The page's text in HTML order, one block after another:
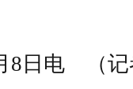
8日电 （